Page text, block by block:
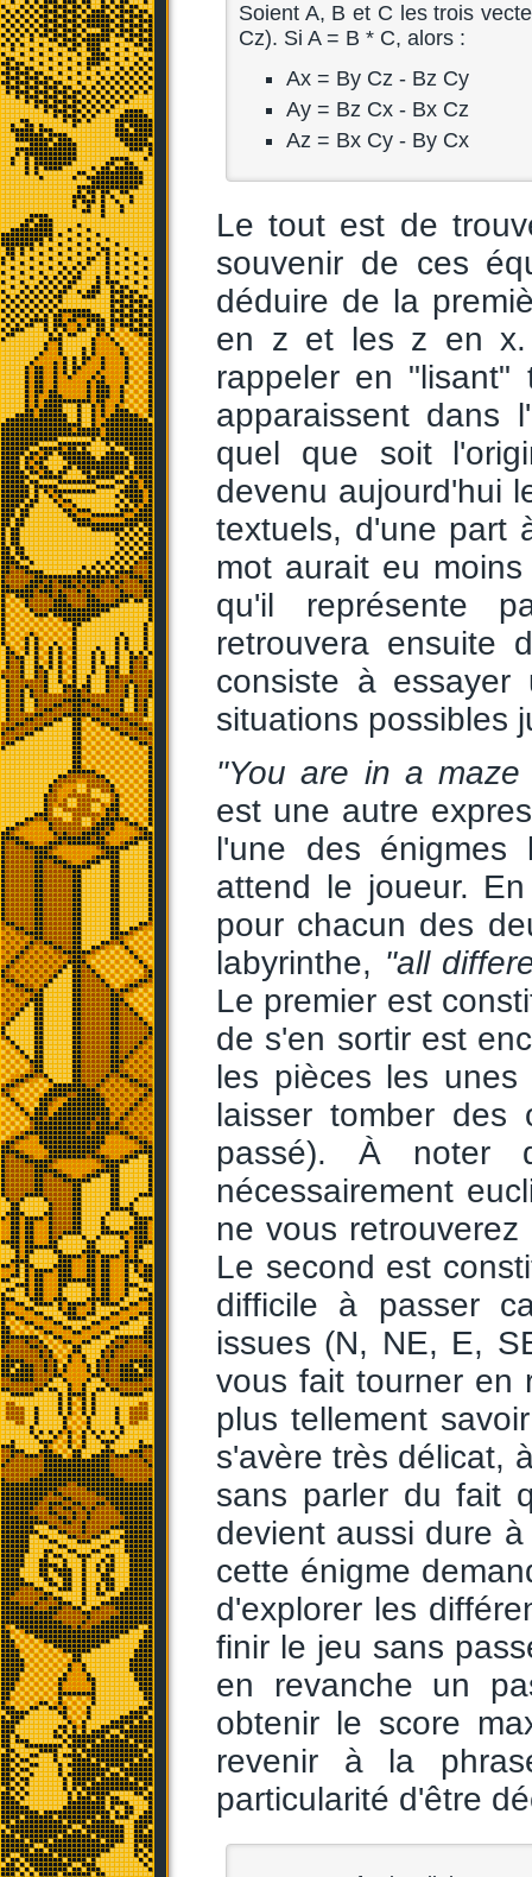
Soient A, B et C les trois
Cz). Si A = B * C, alors :
Ax = By Cz - Bz Cy
Ay = Bz Cx - Bx Cz
Az = Bx Cy - By Cx
Le tout est de
souvenir de ces
déduire de la
en z et les z en x.
rappeler en
apparaissent dans
quel que soit
devenu aujourd'hui
textuels, d'une part
mot aurait eu
qu'il représente
retrouvera ensuite
consiste à
situations possibles
"You are in a
est une autre
l'une des énigmes
attend le joueur.
pour chacun des
labyrinthe, "all
Le premier est
de s'en sortir est
les pièces les
laisser tomber des
passé). À noter
nécessairement
ne vous
Le second est
difficile à passer
issues (N, NE, E,
vous fait tourner en
plus tellement
s'avère très délicat,
sans parler du fait
devient aussi dure
cette énigme
d'explorer les
finir le jeu sans
en revanche un
obtenir le score
revenir à la
particularité d'être